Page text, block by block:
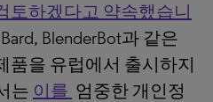
토하겠다고 약속했습니
BlenderBot과 같은
품을 유럽에서 출시하지
는 이를 엄중한 개인정